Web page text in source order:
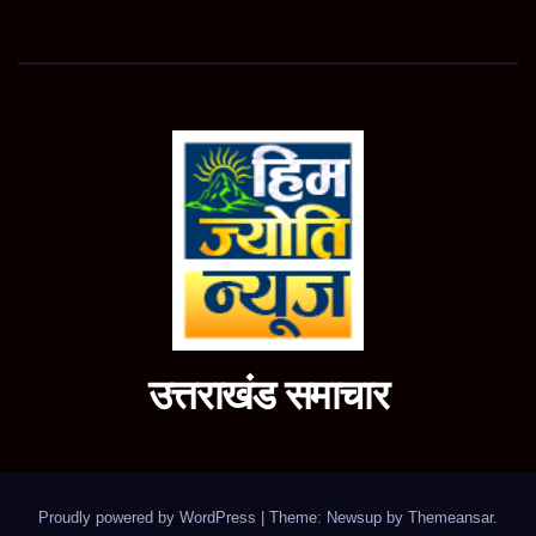
उत्तराखंड समाचार
Proudly powered by WordPress Theme: Newsup by Themeansar.